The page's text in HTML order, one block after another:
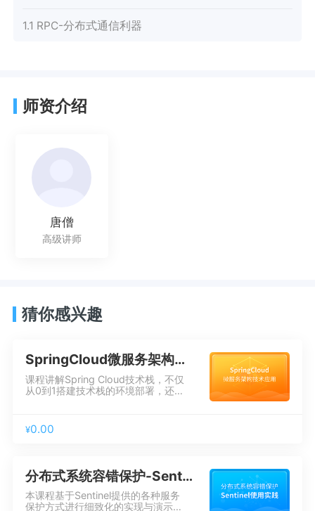
1.1 RPC-分布式通信利器
师资介绍
唐僧
高级讲师
猜你感兴趣
SpringCloud微服务架构技术应用
课程讲解Spring Cloud技术栈，不仅
从0到1搭建技术栈的环境部署，还结
握框架技术的使用，而且能够使用
Spring Cloud解决实际的问题。
¥0.00
分布式系统容错保护-Sentinel使用实践
本课程基于Sentinel提供的各种服务
保护方式进行细致化的实现与演示，